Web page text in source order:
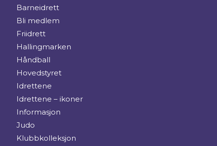
Barneidrett
Bli medlem
Friidrett
Hallingmarken
Håndball
Hovedstyret
Idrettene
Idrettene – ikoner
Informasjon
Judo
Klubbkolleksjon